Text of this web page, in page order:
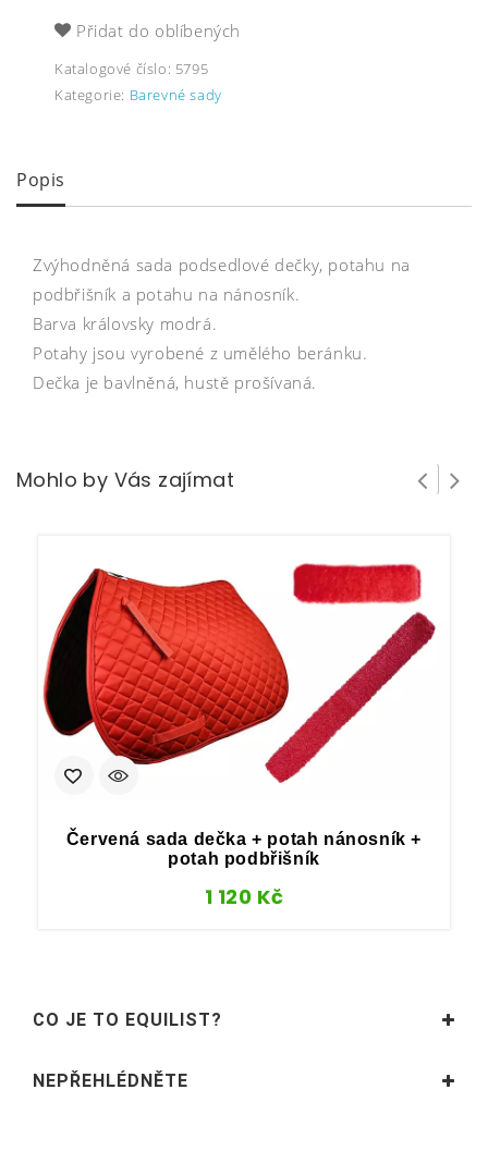
Přidat do oblíbených
Katalogové číslo: 5795
Kategorie: Barevné sady
Popis
Zvýhodněná sada podsedlové dečky, potahu na
podbřišník a potahu na nánosník.
Barva královsky modrá.
Potahy jsou vyrobené z umělého beránku.
Dečka je bavlněná, hustě prošívaná.
Mohlo by Vás zajímat
Červená sada dečka + potah nánosník +
potah podbřišník
1 120 Kč
CO JE TO EQUILIST?
NEPŘEHLÉDNĚTE